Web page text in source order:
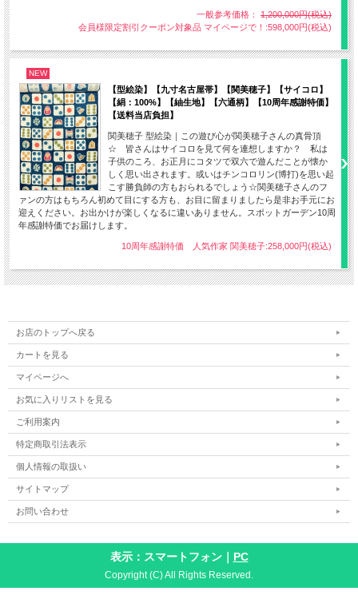
【製造元/製作者】光佳染織 代島光子
【品質】絹100% (経糸：生皮苧 座繰糸) (緯糸：座繰り玉糸)
【使用染料】草木染（藍・ログウッド）
【製織方法】高機 手織り
【着用時期】9月～翌年6月頃（単衣・袷）
【長さ】お仕立て上がり約370cmにさせて頂きます。
※ご希望の長さがございましたらご購入手続きの際、フリー記入欄に
てお知らせください。最大420cm程度まで対応可能
一般参考価格： 1,200,000円(税込)
会員様限定割引クーポン対象品 マイページで！:598,000円(税込)
NEW
【型絵染】【九寸名古屋帯】【関美穂子】【サイコロ】
【絹：100%】【紬生地】【六通柄】【10周年感謝特価】
【送料当店負担】
関美穂子 型絵染｜この遊び心が関美穂子さんの真骨頂
☆ 皆さんはサイコロを見て何を連想しますか？ 私は
子供のころ、お正月にコタツで双六で遊んだことが懐か
しく思い出されます。或いはチンコロリン(博打)を思い起
こす勝負師の方もおられるでしょう☆関美穂子さんのフ
ァンの方はもちろん初めて目にする方も、お目に留まりましたら是非お手元にお
迎えください。お出かけが楽しくなるに違いありません。スポットガーデン10周
年感謝特価でお届けします。
10周年感謝特価 人気作家 関美穂子:258,000円(税込)
お店のトップへ戻る
カートを見る
マイページへ
お気に入りリストを見る
ご利用案内
特定商取引法表示
個人情報の取扱い
サイトマップ
お問い合わせ
表示：スマートフォン｜ PC
Copyright (C) All Rights Reserved.